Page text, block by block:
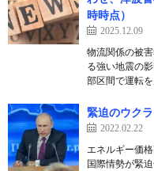
時時点）
2025.12.09
物流関係の被
る強い地震の
部区間で運転
緊迫のウク
2022.02.22
エネルギー価
国際情勢が緊